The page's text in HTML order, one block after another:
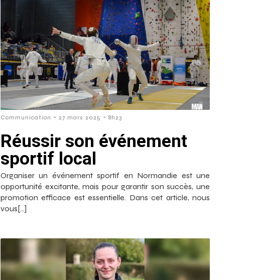
Communication - 27 mars 2025 - 8h23
Réussir son événement
sportif local
Organiser un événement sportif en Normandie est une
opportunité excitante, mais pour garantir son succès, une
promotion efficace est essentielle. Dans cet article, nous
vous[…]